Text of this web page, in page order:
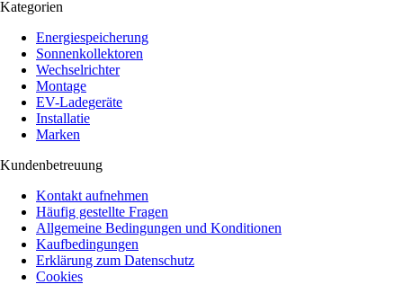
Kategorien
Energiespeicherung
Sonnenkollektoren
Wechselrichter
Montage
EV-Ladegeräte
Installatie
Marken
Kundenbetreuung
Kontakt aufnehmen
Häufig gestellte Fragen
Allgemeine Bedingungen und Konditionen
Kaufbedingungen
Erklärung zum Datenschutz
Cookies